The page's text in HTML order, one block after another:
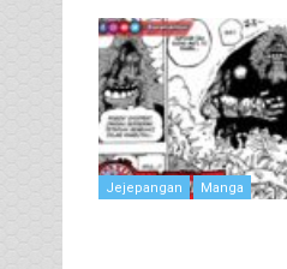
Jejepangan Manga